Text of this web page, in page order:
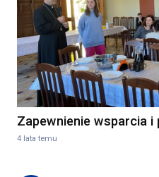
Zapewnienie wsparcia i
4 lata temu